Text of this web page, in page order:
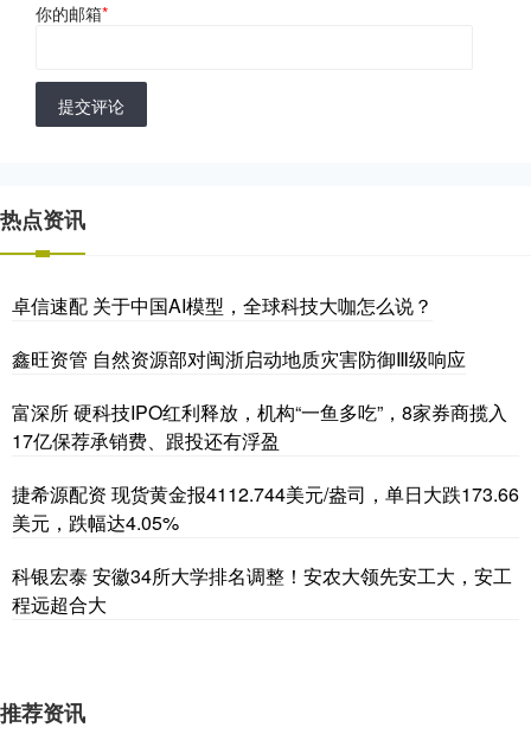
你的邮箱*
提交评论
热点资讯
卓信速配 关于中国AI模型，全球科技大咖怎么说？
鑫旺资管 自然资源部对闽浙启动地质灾害防御Ⅲ级响应
富深所 硬科技IPO红利释放，机构“一鱼多吃”，8家券商揽入
17亿保荐承销费、跟投还有浮盈
捷希源配资 现货黄金报4112.744美元/盎司，单日大跌173.66
美元，跌幅达4.05%
科银宏泰 安徽34所大学排名调整！安农大领先安工大，安工
程远超合大
推荐资讯